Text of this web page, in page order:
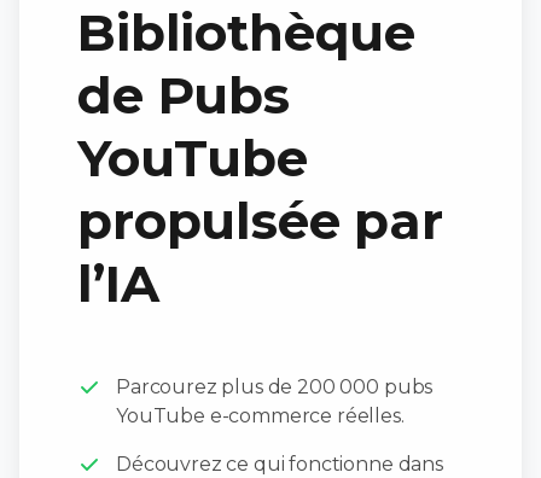
Bibliothèque
de Pubs
YouTube
propulsée par
l’IA
Parcourez plus de 200 000 pubs
YouTube e-commerce réelles.
Découvrez ce qui fonctionne dans